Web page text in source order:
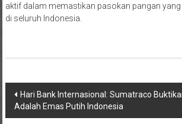
aktif dalam memastikan pasokan pangan
di seluruh Indonesia.
Navigasi
pos
Hari Bank Internasional: Sumatraco
Adalah Emas Putih Indonesia